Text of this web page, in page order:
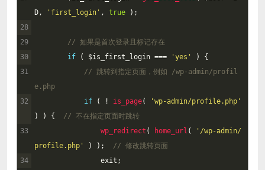
28
29
30
31
32
33
34
D , 'first_login' , true ) ;
// 如果是首次登录且标记存在
if
( $is_first_login === 'yes' )
{
// 跳转到指定页面，例如 /wp-admin/profil
e.php
if
( ! is_page(
'wp-admin/profile.php'
)
) {
// 不在指定页面时跳转
wp_redirect ( home_url (
'/wp-admin/
profile.php'
) ) ;
// 修改跳转页面
exit ;